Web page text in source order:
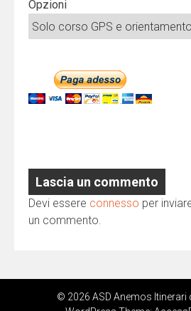
Opzioni
Lascia un commento
Devi essere connesso per
un commento.
© 2026 ASD Anemos Itinerari